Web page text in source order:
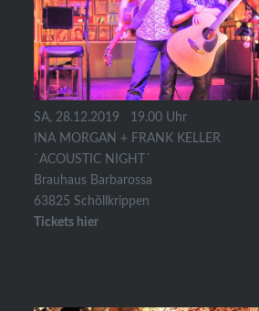
SA, 28.12.2019 19.00 Uhr
INA MORGAN + FRANK KELLER
`ACOUSTIC NIGHT´
Brauhaus Barbarossa
63825 Schöllkrippen
Tickets hier